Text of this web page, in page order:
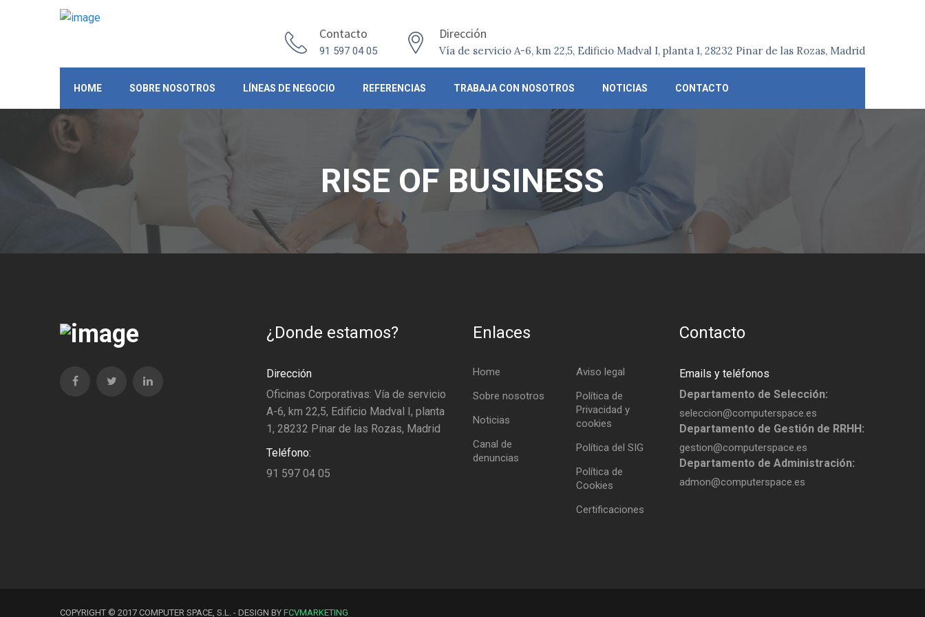
Contacto
91 597 04 05
Dirección
Vía de servicio A-6, km 22,5, Edificio Madval I, planta 1, 28232 Pinar de las Rozas, Madrid
HOME SOBRE NOSOTROS LÍNEAS DE NEGOCIO REFERENCIAS TRABAJA CON NOSOTROS NOTICIAS CONTACTO
RISE OF BUSINESS
¿Donde estamos?
Dirección
Oficinas Corporativas: Vía de servicio
A-6, km 22,5, Edificio Madval I, planta
1, 28232 Pinar de las Rozas, Madrid
Teléfono:
91 597 04 05
Enlaces
Home
Sobre nosotros
Noticias
Canal de
denuncias
Aviso legal
Política de
Privacidad y
cookies
Política del SIG
Política de
Cookies
Certificaciones
Contacto
Emails y teléfonos
Departamento de Selección:
seleccion@computerspace.es
Departamento de Gestión de RRHH:
gestion@computerspace.es
Departamento de Administración:
admon@computerspace.es
COPYRIGHT © 2017 COMPUTER SPACE, S.L. - DESIGN BY FCVMARKETING